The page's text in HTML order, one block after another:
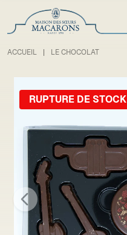
ACCUEIL LE CHOCOLAT
RUPTURE DE STOCK